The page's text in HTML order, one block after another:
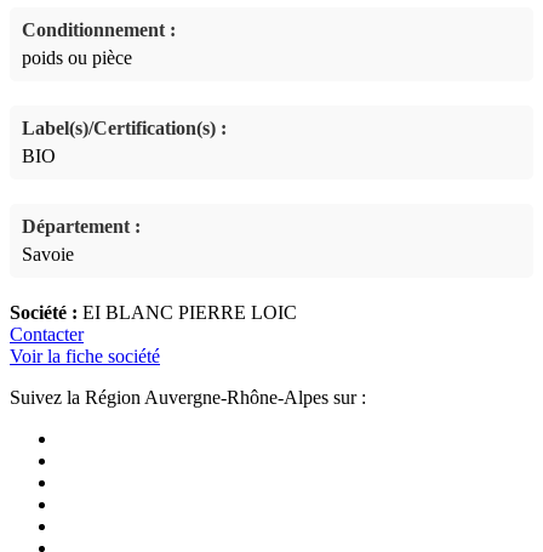
Conditionnement :
poids ou pièce
Label(s)/Certification(s) :
BIO
Département :
Savoie
Société : EI BLANC PIERRE LOIC
Contacter
Voir la fiche société
Suivez la Région Auvergne-Rhône-Alpes sur :